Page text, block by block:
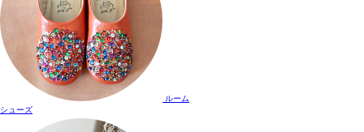
ルーム
シューズ